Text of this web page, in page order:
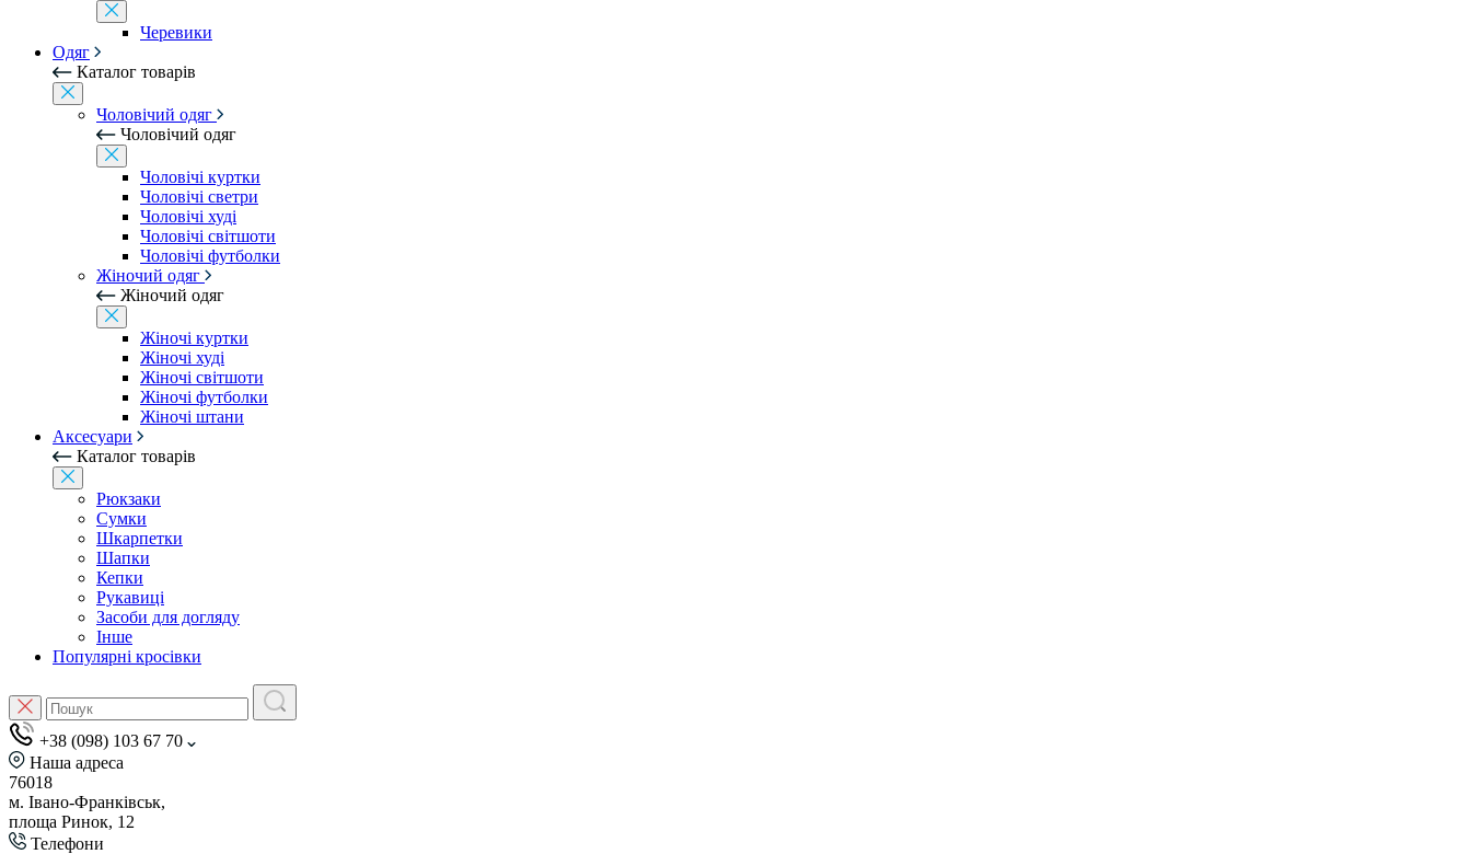
Черевики
Одяг
Каталог товарів
Чоловічий одяг
Чоловічий одяг
Чоловічі куртки
Чоловічі светри
Чоловічі худі
Чоловічі світшоти
Чоловічі футболки
Жіночий одяг
Жіночий одяг
Жіночі куртки
Жіночі худі
Жіночі світшоти
Жіночі футболки
Жіночі штани
Аксесуари
Каталог товарів
Рюкзаки
Сумки
Шкарпетки
Шапки
Кепки
Рукавиці
Засоби для догляду
Інше
Популярні кросівки
+38 (098) 103 67 70
Наша адреса
76018
м. Івано-Франківськ,
площа Ринок, 12
Телефони